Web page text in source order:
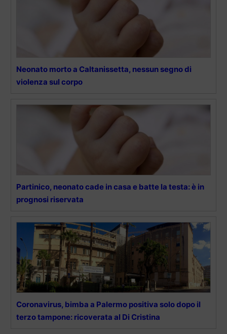
Neonato morto a Caltanissetta, nessun segno di
violenza sul corpo
Partinico, neonato cade in casa e batte la testa: è in
prognosi riservata
Coronavirus, bimba a Palermo positiva solo dopo il
terzo tampone: ricoverata al Di Cristina